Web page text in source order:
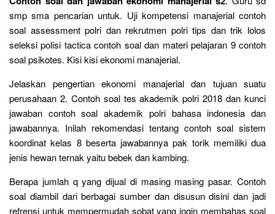
smp sma pencarian untuk. Uji kompetensi manajerial contoh
soal assessment polri dan rekrutmen polri tips dan trik lolos
seleksi polisi tactica contoh soal dan materi pelajaran 9 contoh
soal psikotes. Kisi kisi ekonomi manajerial.
Jelaskan pengertian ekonomi manajerial dan tujuan suatu
perusahaan 2. Contoh soal tes akademik polri 2018 dan kunci
jawaban contoh soal akademik polri bahasa indonesia dan
jawabannya. Inilah rekomendasi tentang contoh soal sistem
koordinat kelas 8 beserta jawabannya pak torik memiliki dua
jenis hewan ternak yaitu bebek dan kambing.
Berapa jumlah q yang dijual di masing masing pasar. Contoh
soal diambil dari berbagai sumber dan disusun disini dan jadi
refrensi untuk mempermudah sobat yang ingin membahas soal